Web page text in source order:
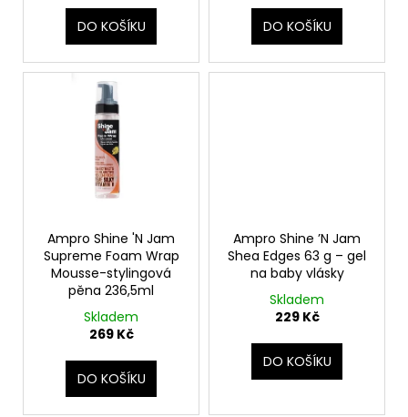
DO KOŠÍKU DO KOŠÍKU
​Ampro Shine 'N Jam
Supreme Foam Wrap
Mousse-stylingová
pěna 236,5ml
Skladem
269 Kč
DO KOŠÍKU
Ampro Shine ’N Jam
Shea Edges 63 g – gel
na baby vlásky
Skladem
229 Kč
DO KOŠÍKU